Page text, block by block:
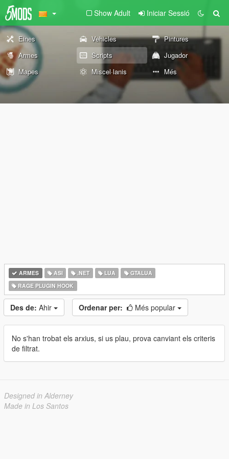
Show Adult Iniciar Sessió
Eines Vehicles
Pintures
Armes
Scripts
Jugador
Mapes
Miscel·lanis Més
ARMES ASI .NET LUA
GTALUA
RAGE PLUGIN HOOK
Des de: Ahir Ordenar per: Més popular
No s'han trobat els arxius, si us plau, prova canviant els criteris
de filtrat.
Designed in Alderney
Made in Los Santos